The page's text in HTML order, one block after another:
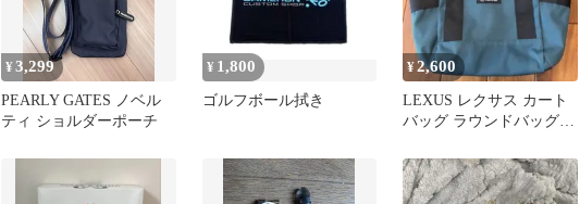
¥3,299
PEARLY GATES ノベル
ティ ショルダーポーチ
¥ 1,800
ゴルフボール拭き
¥2,600
LEXUS レクサス カート
バッグ ラウンドバッグ